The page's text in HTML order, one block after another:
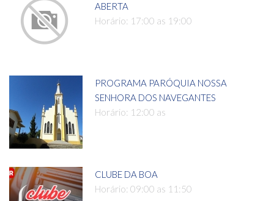
ABERTA
Horário: 17:00 as 19:00
PROGRAMA PARÓQUIA NOSSA
SENHORA DOS NAVEGANTES
Horário: 12:00 as
CLUBE DA BOA
Horário: 09:00 as 11:50